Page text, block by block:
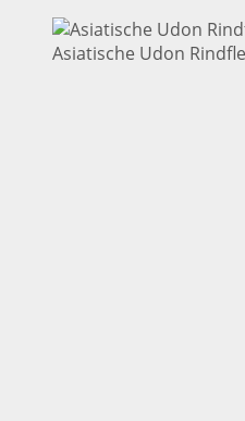
Asiatische Udon